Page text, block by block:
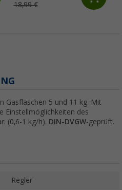
18,99 €
Gasflaschen 5 und 11 kg. Mit
Einstellmöglichkeiten des
(0,6-1 kg/h). DIN-DVGW-geprüft.
Regler